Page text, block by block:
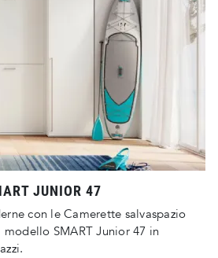
JUNIOR 47
con le Camerette salvaspazio
SMART Junior 47 in